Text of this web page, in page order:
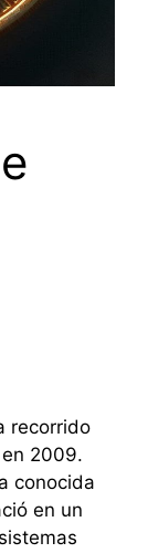
recorrido
2009.
conocida
en un